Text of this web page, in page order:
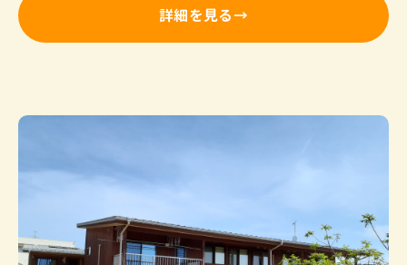
詳細を見る